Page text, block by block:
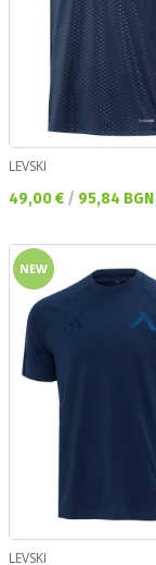
LEVSKI
Текуща цена:
49,00 € / 95,84 BGN
NEW
LEVSKI